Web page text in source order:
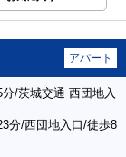
アパート
/茨城交通 西団地入
分/西団地入口/徒歩8